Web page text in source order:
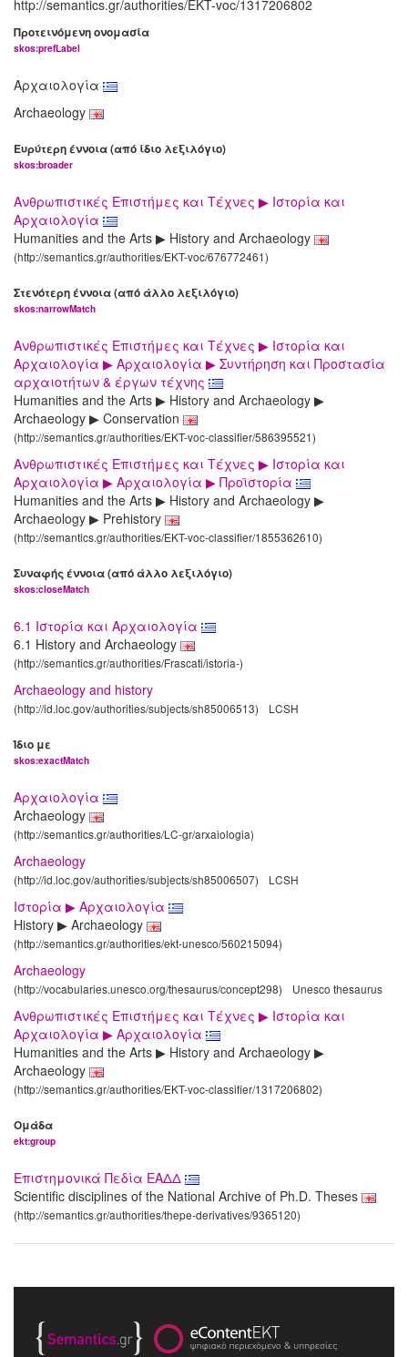
http://semantics.gr/authorities/EKT-voc/1317206802
Προτεινόμενη ονομασία
skos:prefLabel
Αρχαιολογία
Archaeology
Ευρύτερη έννοια (από ίδιο λεξιλόγιο)
skos:broader
Ανθρωπιστικές Επιστήμες και Τέχνες ▶ Ιστορία και
Αρχαιολογία
Humanities and the Arts ▶ History and Archaeology
(http://semantics.gr/authorities/EKT-voc/676772461)
Στενότερη έννοια (από άλλο λεξιλόγιο)
skos:narrowMatch
Ανθρωπιστικές Επιστήμες και Τέχνες ▶ Ιστορία και
Αρχαιολογία ▶ Αρχαιολογία ▶ Συντήρηση και Προστασία
αρχαιοτήτων & έργων τέχνης
Humanities and the Arts ▶ History and Archaeology ▶
Archaeology ▶ Conservation
(http://semantics.gr/authorities/EKT-voc-classifier/586395521)
Ανθρωπιστικές Επιστήμες και Τέχνες ▶ Ιστορία και
Αρχαιολογία ▶ Αρχαιολογία ▶ Προϊστορία
Humanities and the Arts ▶ History and Archaeology ▶
Archaeology ▶ Prehistory
(http://semantics.gr/authorities/EKT-voc-classifier/1855362610)
Συναφής έννοια (από άλλο λεξιλόγιο)
skos:closeMatch
6.1 Ιστορία και Αρχαιολογία
6.1 History and Archaeology
(http://semantics.gr/authorities/Frascati/istoria-)
Archaeology and history
(http://id.loc.gov/authorities/subjects/sh85006513) LCSH
Ίδιο με
skos:exactMatch
Αρχαιολογία
Archaeology
(http://semantics.gr/authorities/LC-gr/arxaiologia)
Archaeology
(http://id.loc.gov/authorities/subjects/sh85006507) LCSH
Ιστορία ▶ Αρχαιολογία
History ▶ Archaeology
(http://semantics.gr/authorities/ekt-unesco/560215094)
Archaeology
(http://vocabularies.unesco.org/thesaurus/concept298) Unesco thesaurus
Ανθρωπιστικές Επιστήμες και Τέχνες ▶ Ιστορία και
Αρχαιολογία ▶ Αρχαιολογία
Humanities and the Arts ▶ History and Archaeology ▶
Archaeology
(http://semantics.gr/authorities/EKT-voc-classifier/1317206802)
Ομάδα
ekt:group
Επιστημονικά Πεδία ΕΑΔΔ
Scientific disciplines of the National Archive of Ph.D. Theses
(http://semantics.gr/authorities/thepe-derivatives/9365120)